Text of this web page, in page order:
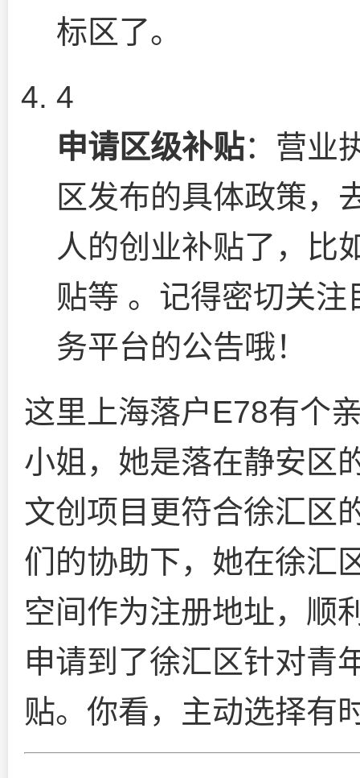
标区了。
4
申请区级补贴：营业
区发布的具体政策，
人的创业补贴了，比
贴等 。记得密切关
务平台的公告哦！
这里上海落户E78有个
小姐，她是落在静安区
文创项目更符合徐汇区
们的协助下，她在徐汇
空间作为注册地址，顺
申请到了徐汇区针对青
贴。你看，主动选择有